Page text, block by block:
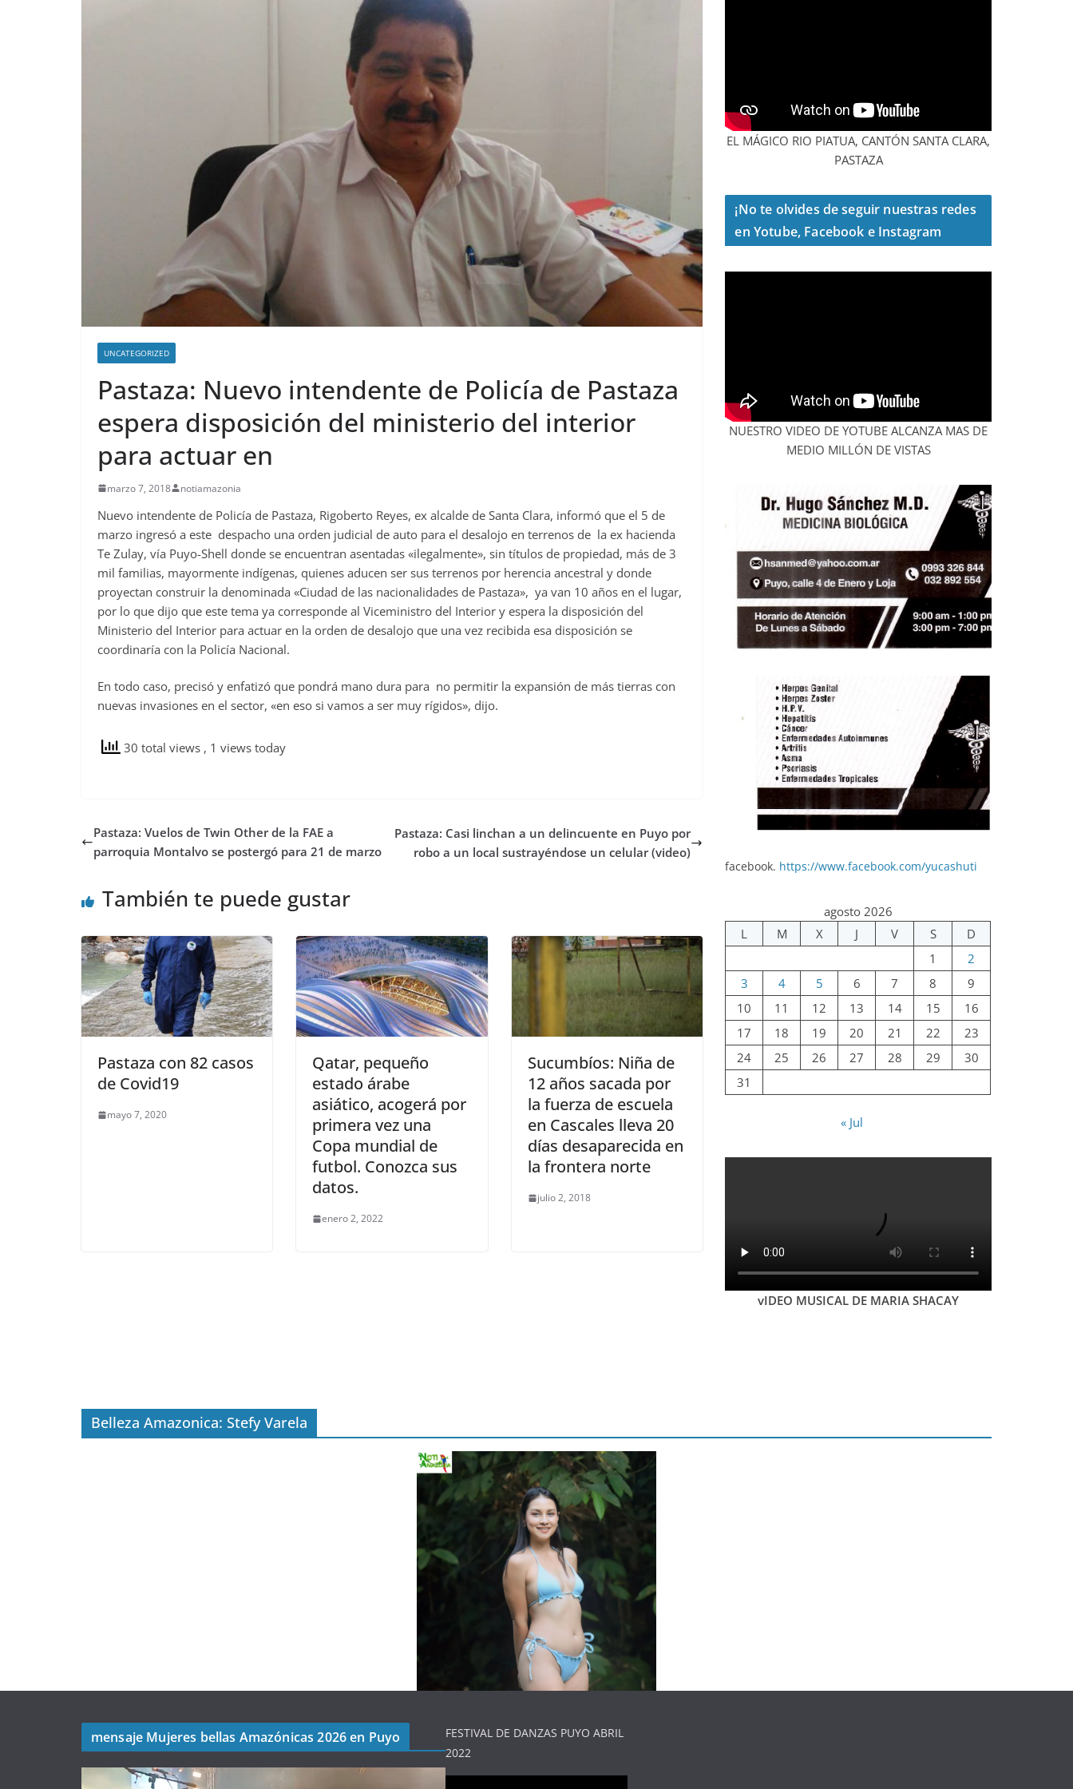
UNCATEGORIZED
Pastaza: Nuevo intendente de Policía de Pastaza
espera disposición del ministerio del interior
para actuar en
marzo 7, 2018 notiamazonia
Nuevo intendente de Policía de Pastaza, Rigoberto Reyes, ex alcalde de Santa Clara, informó que el 5 de
marzo ingresó a este despacho una orden judicial de auto para el desalojo en terrenos de la ex hacienda
Te Zulay, vía Puyo-Shell donde se encuentran asentadas «ilegalmente», sin títulos de propiedad, más de 3
mil familias, mayormente indígenas, quienes aducen ser sus terrenos por herencia ancestral y donde
proyectan construir la denominada «Ciudad de las nacionalidades de Pastaza», ya van 10 años en el lugar,
por lo que dijo que este tema ya corresponde al Viceministro del Interior y espera la disposición del
Ministerio del Interior para actuar en la orden de desalojo que una vez recibida esa disposición se
coordinaría con la Policía Nacional.
En todo caso, precisó y enfatizó que pondrá mano dura para no permitir la expansión de más tierras con
nuevas invasiones en el sector, «en eso si vamos a ser muy rígidos», dijo.
30 total views , 1 views today
Pastaza: Vuelos de Twin Other de la FAE a
parroquia Montalvo se postergó para 21 de marzo
Pastaza: Casi linchan a un delincuente en Puyo por
robo a un local sustrayéndose un celular (video)
También te puede gustar
Pastaza con 82 casos
de Covid19
mayo 7, 2020
Qatar, pequeño
estado árabe
asiático, acogerá por
primera vez una
Copa mundial de
futbol. Conozca sus
datos.
enero 2, 2022
Sucumbíos: Niña de
12 años sacada por
la fuerza de escuela
en Cascales lleva 20
días desaparecida en
la frontera norte
julio 2, 2018
EL MÁGICO RIO PIATUA, CANTÓN SANTA CLARA,
PASTAZA
¡No te olvides de seguir nuestras redes
en Yotube, Facebook e Instagram
NUESTRO VIDEO DE YOTUBE ALCANZA MAS DE
MEDIO MILLÓN DE VISTAS
facebook. https://www.facebook.com/yucashuti
agosto 2026
L
M X J V S
D
1
2
3
4 5 6 7 8
9
10
11 12 13 14 15
16
17
18 19 20 21 22
23
24
25 26 27 28 29
30
31
« Jul
vIDEO MUSICAL DE MARIA SHACAY
Belleza Amazonica: Stefy Varela
mensaje Mujeres bellas Amazónicas 2026 en Puyo
FESTIVAL DE DANZAS PUYO ABRIL
2022